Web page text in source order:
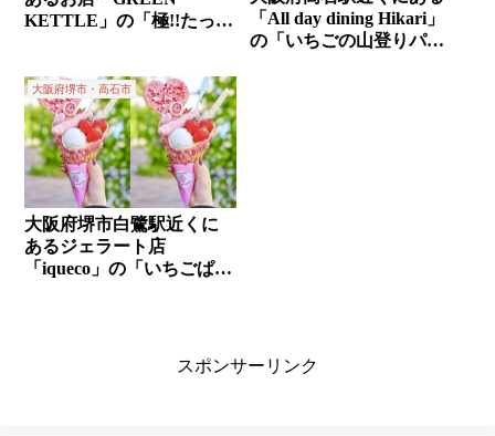
KETTLE」の「極!!たっぷ
「All day dining Hikari」
の「いちごの山登りパフ
大阪府堺市・高石市
大阪府堺市白鷺駅近くに
あるジェラート店
「iqueco」の「いちごぱふ
スポンサーリンク